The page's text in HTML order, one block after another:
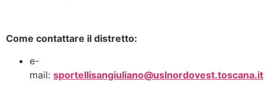
Come contattare il distretto:
e-
mail: sportellisangiuliano@uslnordovest.toscana.it